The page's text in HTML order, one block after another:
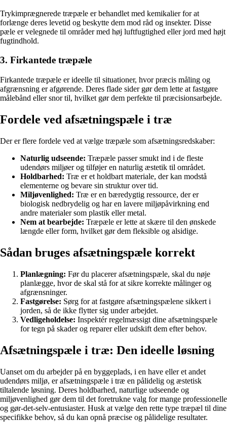
Trykimprægnerede træpæle er behandlet med kemikalier for at
forlænge deres levetid og beskytte dem mod råd og insekter. Disse
pæle er velegnede til områder med høj luftfugtighed eller jord med højt
fugtindhold.
3. Firkantede træpæle
Firkantede træpæle er ideelle til situationer, hvor præcis måling og
afgrænsning er afgørende. Deres flade sider gør dem lette at fastgøre
målebånd eller snor til, hvilket gør dem perfekte til præcisionsarbejde.
Fordele ved afsætningspæle i træ
Der er flere fordele ved at vælge træpæle som afsætningsredskaber:
Naturlig udseende: Træpæle passer smukt ind i de fleste
udendørs miljøer og tilføjer en naturlig æstetik til området.
Holdbarhed: Træ er et holdbart materiale, der kan modstå
elementerne og bevare sin struktur over tid.
Miljøvenlighed: Træ er en bæredygtig ressource, der er
biologisk nedbrydelig og har en lavere miljøpåvirkning end
andre materialer som plastik eller metal.
Nem at bearbejde: Træpæle er lette at skære til den ønskede
længde eller form, hvilket gør dem fleksible og alsidige.
Sådan bruges afsætningspæle korrekt
Planlægning: Før du placerer afsætningspæle, skal du nøje
planlægge, hvor de skal stå for at sikre korrekte målinger og
afgrænsninger.
Fastgørelse: Sørg for at fastgøre afsætningspælene sikkert i
jorden, så de ikke flytter sig under arbejdet.
Vedligeholdelse: Inspektér regelmæssigt dine afsætningspæle
for tegn på skader og reparer eller udskift dem efter behov.
Afsætningspæle i træ: Den ideelle løsning
Uanset om du arbejder på en byggeplads, i en have eller et andet
udendørs miljø, er afsætningspæle i træ en pålidelig og æstetisk
tiltalende løsning. Deres holdbarhed, naturlige udseende og
miljøvenlighed gør dem til det foretrukne valg for mange professionelle
og gør-det-selv-entusiaster. Husk at vælge den rette type træpæl til dine
specifikke behov, så du kan opnå præcise og pålidelige resultater.